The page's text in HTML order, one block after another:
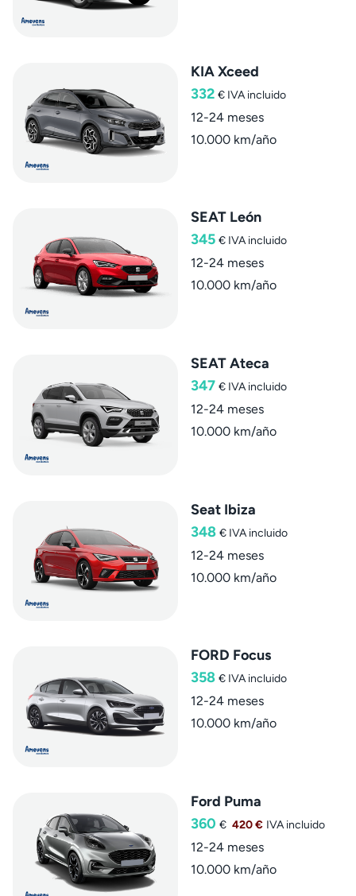
KIA Xceed
332 € IVA incluido
12-24 meses
10.000 km/año
SEAT León
345 € IVA incluido
12-24 meses
10.000 km/año
SEAT Ateca
347 € IVA incluido
12-24 meses
10.000 km/año
Seat Ibiza
348 € IVA incluido
12-24 meses
10.000 km/año
FORD Focus
358 € IVA incluido
12-24 meses
10.000 km/año
Ford Puma
360 € 420 € IVA incluido
12-24 meses
10.000 km/año